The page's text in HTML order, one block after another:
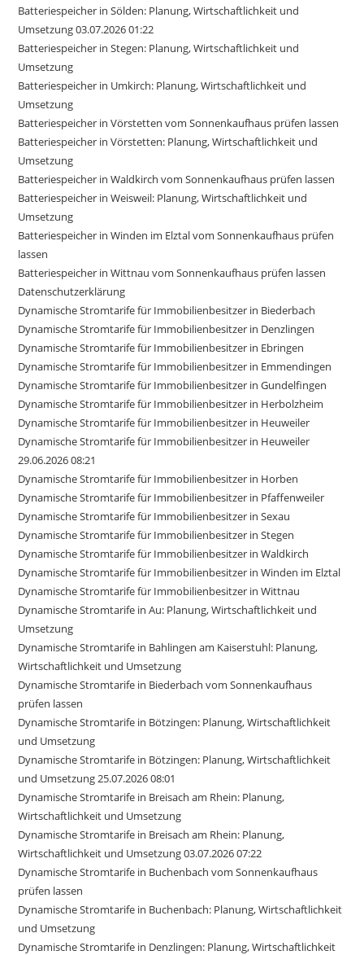
Batteriespeicher in Sölden: Planung, Wirtschaftlichkeit und
Umsetzung 03.07.2026 01:22
Batteriespeicher in Stegen: Planung, Wirtschaftlichkeit und
Umsetzung
Batteriespeicher in Umkirch: Planung, Wirtschaftlichkeit und
Umsetzung
Batteriespeicher in Vörstetten vom Sonnenkaufhaus prüfen lassen
Batteriespeicher in Vörstetten: Planung, Wirtschaftlichkeit und
Umsetzung
Batteriespeicher in Waldkirch vom Sonnenkaufhaus prüfen lassen
Batteriespeicher in Weisweil: Planung, Wirtschaftlichkeit und
Umsetzung
Batteriespeicher in Winden im Elztal vom Sonnenkaufhaus prüfen
lassen
Batteriespeicher in Wittnau vom Sonnenkaufhaus prüfen lassen
Datenschutzerklärung
Dynamische Stromtarife für Immobilienbesitzer in Biederbach
Dynamische Stromtarife für Immobilienbesitzer in Denzlingen
Dynamische Stromtarife für Immobilienbesitzer in Ebringen
Dynamische Stromtarife für Immobilienbesitzer in Emmendingen
Dynamische Stromtarife für Immobilienbesitzer in Gundelfingen
Dynamische Stromtarife für Immobilienbesitzer in Herbolzheim
Dynamische Stromtarife für Immobilienbesitzer in Heuweiler
Dynamische Stromtarife für Immobilienbesitzer in Heuweiler
29.06.2026 08:21
Dynamische Stromtarife für Immobilienbesitzer in Horben
Dynamische Stromtarife für Immobilienbesitzer in Pfaffenweiler
Dynamische Stromtarife für Immobilienbesitzer in Sexau
Dynamische Stromtarife für Immobilienbesitzer in Stegen
Dynamische Stromtarife für Immobilienbesitzer in Waldkirch
Dynamische Stromtarife für Immobilienbesitzer in Winden im Elztal
Dynamische Stromtarife für Immobilienbesitzer in Wittnau
Dynamische Stromtarife in Au: Planung, Wirtschaftlichkeit und
Umsetzung
Dynamische Stromtarife in Bahlingen am Kaiserstuhl: Planung,
Wirtschaftlichkeit und Umsetzung
Dynamische Stromtarife in Biederbach vom Sonnenkaufhaus
prüfen lassen
Dynamische Stromtarife in Bötzingen: Planung, Wirtschaftlichkeit
und Umsetzung
Dynamische Stromtarife in Bötzingen: Planung, Wirtschaftlichkeit
und Umsetzung 25.07.2026 08:01
Dynamische Stromtarife in Breisach am Rhein: Planung,
Wirtschaftlichkeit und Umsetzung
Dynamische Stromtarife in Breisach am Rhein: Planung,
Wirtschaftlichkeit und Umsetzung 03.07.2026 07:22
Dynamische Stromtarife in Buchenbach vom Sonnenkaufhaus
prüfen lassen
Dynamische Stromtarife in Buchenbach: Planung, Wirtschaftlichkeit
und Umsetzung
Dynamische Stromtarife in Denzlingen: Planung, Wirtschaftlichkeit